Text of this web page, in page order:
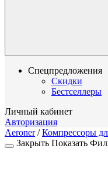
Спецпредложения
Скидки
Бестселлеры
Личный кабинет
Авторизация
Aeroner/Компрессоры
Закрыть Показать